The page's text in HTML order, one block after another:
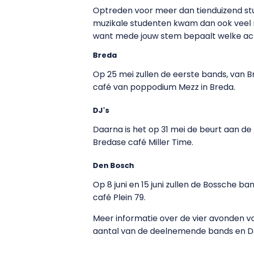
Optreden voor meer dan tienduizend
muzikale studenten kwam dan ook
want mede jouw stem bepaalt welke
Breda
Op 25 mei zullen de eerste bands, van
café van poppodium Mezz in Breda.
DJ's
Daarna is het op 31 mei de beurt aan
Bredase café Miller Time.
Den Bosch
Op 8 juni en 15 juni zullen de Bossche
café Plein 79.
Meer informatie over de vier avonden
aantal van de deelnemende bands en